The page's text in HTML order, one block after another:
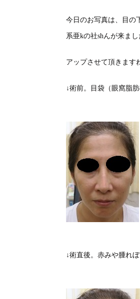
今日のお写真は、目の
系亜kの社shんが来ま
アップさせて頂きます
↓術前。目袋（眼窩脂
↓術直後。赤みや腫れ